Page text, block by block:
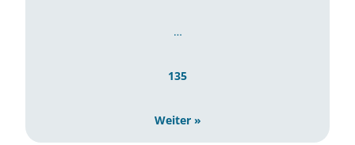
…
135
Weiter »